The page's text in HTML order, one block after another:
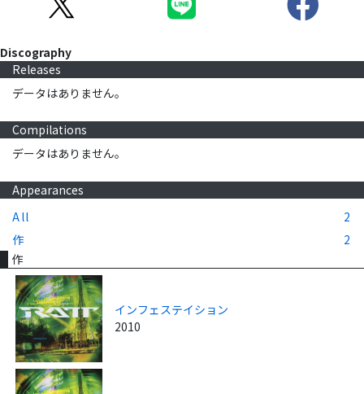
Discography
Releases
データはありません。
Compilations
データはありません。
Appearances
All
2
作
2
作
インフェステイション
2010